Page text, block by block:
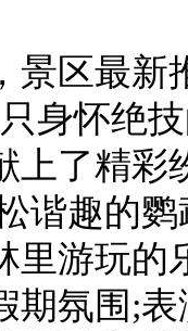
区最新
身怀绝
上了精彩
谐趣的
里游玩的
期氛围;